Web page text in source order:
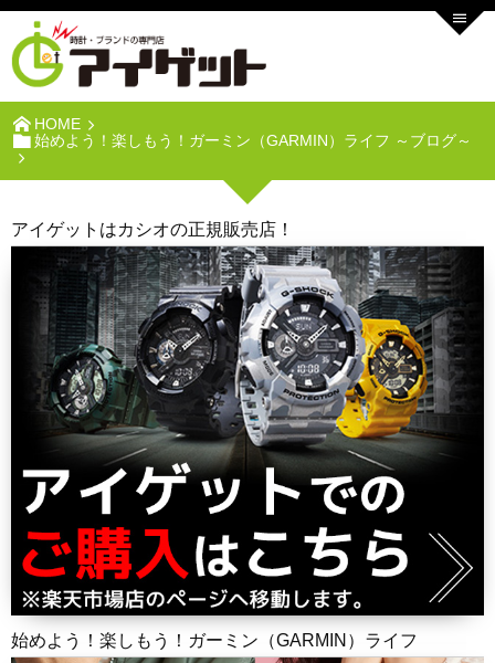
HOME
始めよう！楽しもう！ガーミン（GARMIN）ライフ ～ブログ～
アイゲットはカシオの正規販売店！
始めよう！楽しもう！ガーミン（GARMIN）ライフ